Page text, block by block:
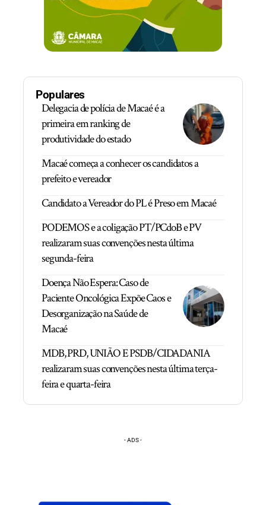
Populares
Delegacia de polícia de Macaé é a
primeira em ranking de
produtividade do estado
Macaé começa a conhecer os candidatos a
prefeito e vereador
Candidato a Vereador do PL é Preso em Macaé
PODEMOS e a coligação PT/PCdoB e PV
realizaram suas convenções nesta última
segunda-feira
Doença Não Espera: Caso de
Paciente Oncológica Expõe Caos e
Desorganização na Saúde de
Macaé
MDB, PRD, UNIÃO E PSDB/CIDADANIA
realizaram suas convenções nesta última terça-
feira e quarta-feira
- ADS -